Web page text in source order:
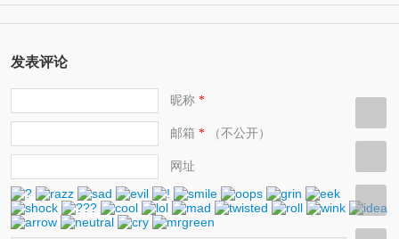
发表评论
昵称*
邮箱 *（不公开）
网址